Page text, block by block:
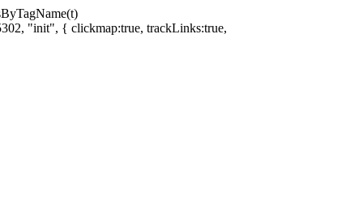
"init", { clickmap:true, trackLinks:true,